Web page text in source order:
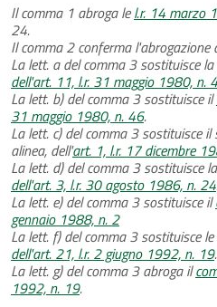
Il comma 1 abroga lel.r. 14 marzo
24.
Il comma 2 conferma l'abrogazione
La lett. a del comma 3 sostituisce la
dell'art. 11, l.r. 31 maggio 1980, n.
La lett. b) del comma 3 sostituisce il
31 maggio 1980, n. 46.
La lett. c) del comma 3 sostituisce
alinea, dell'art. 1, l.r. 17 dicembre
La lett. d) del comma 3 sostituisce la
dell'art. 3, l.r. 30 agosto 1986, n. 24
La lett. e) del comma 3 sostituisce il
gennaio 1988, n. 2
La lett. f) del comma 3 sostituisce
dell'art. 21, l.r. 2 giugno 1992, n. 19.
La lett. g) del comma 3 abroga il
1992, n. 19.